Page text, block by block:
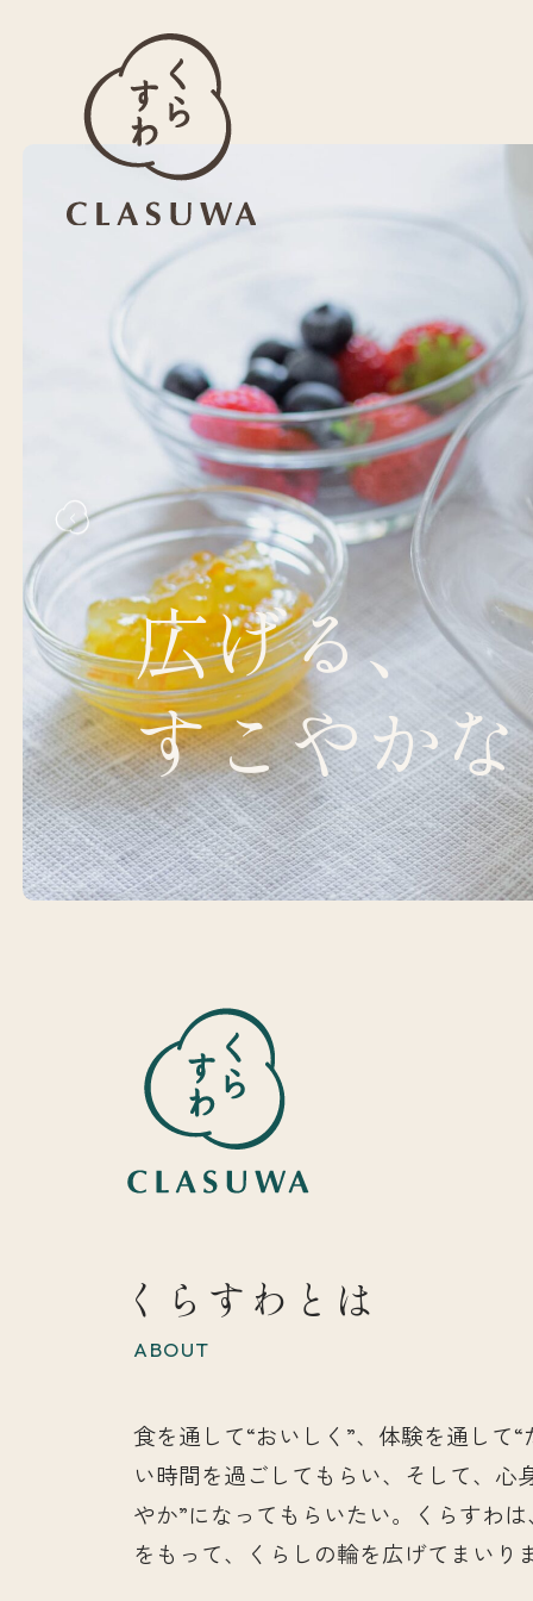
広げる、
すこやか
くらすわとは
ABOUT
食を通して“おいしく”、体験を通して“
い時間を過ごしてもらい、そして、心
やか”になってもらいたい。くらすわ
をもって、くらしの輪を広げてまいりま